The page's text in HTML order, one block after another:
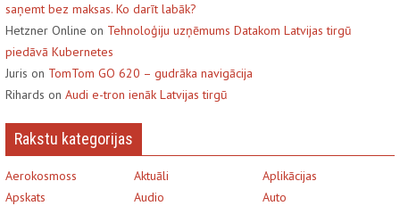
saņemt bez maksas. Ko darīt labāk?
Hetzner Online on Tehnoloģiju uzņēmums Datakom Latvijas tirgū
piedāvā Kubernetes
Juris on TomTom GO 620 – gudrāka navigācija
Rihards on Audi e-tron ienāk Latvijas tirgū
Rakstu kategorijas
Aerokosmoss Aktuāli
Aplikācijas
Apskats
Audio
Auto